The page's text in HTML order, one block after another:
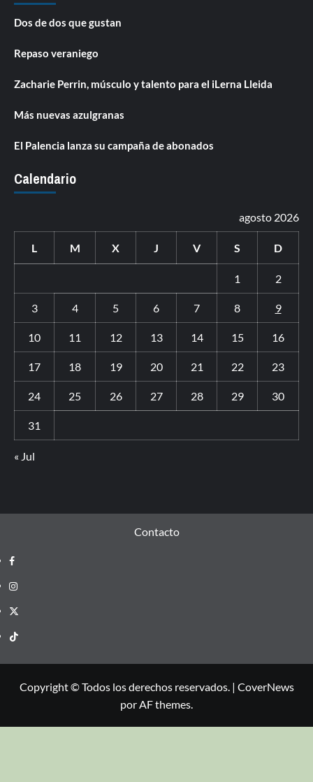
Dos de dos que gustan
Repaso veraniego
Zacharie Perrin, músculo y talento para el iLerna Lleida
Más nuevas azulgranas
El Palencia lanza su campaña de abonados
Calendario
agosto 2026
L M X J V S D
1 2
3 4 5 6 7 8 9
10 11 12 13 14 15 16
17 18 19 20 21 22 23
24 25 26 27 28 29 30
31
« Jul
Contacto
Copyright © Todos los derechos reservados. | CoverNews
por AF themes.